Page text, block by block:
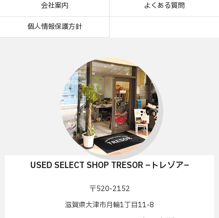
会社案内 よくある質問
個人情報保護方針
USED SELECT SHOP TRESOR –トレゾア–
〒520-2152
滋賀県大津市月輪1丁目11-8